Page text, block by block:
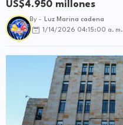
US$4.950 millones
By -
Luz Marina cadena
1/14/2026 04:15:00 a. m.